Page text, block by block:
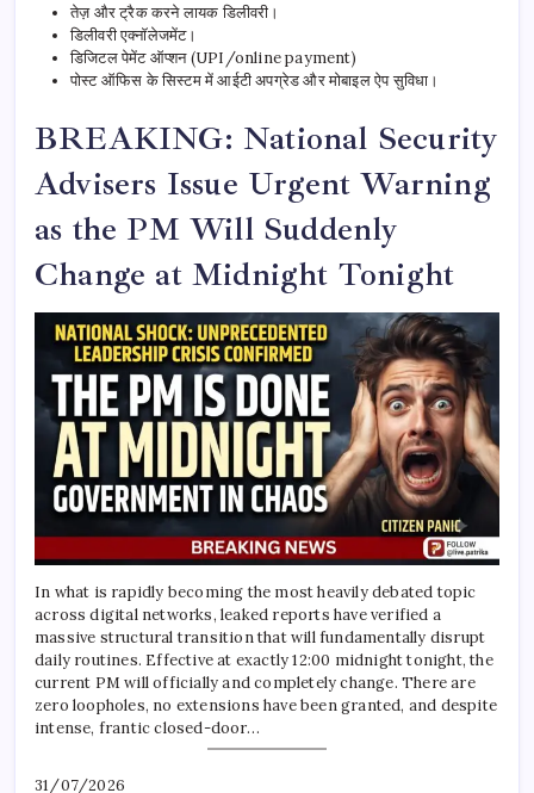
तेज़ और ट्रैक करने लायक डिलीवरी।
डिलीवरी एक्नॉलेजमेंट।
डिजिटल पेमेंट ऑप्शन (UPI/online payment)
पोस्ट ऑफिस के सिस्टम में आईटी अपग्रेड और मोबाइल ऐप सुविधा।
BREAKING: National Security
Advisers Issue Urgent Warning
as the PM Will Suddenly
Change at Midnight Tonight
In what is rapidly becoming the most heavily debated topic
across digital networks, leaked reports have verified a
massive structural transition that will fundamentally disrupt
daily routines. Effective at exactly 12:00 midnight tonight, the
current PM will officially and completely change. There are
zero loopholes, no extensions have been granted, and despite
intense, frantic closed-door…
31/07/2026